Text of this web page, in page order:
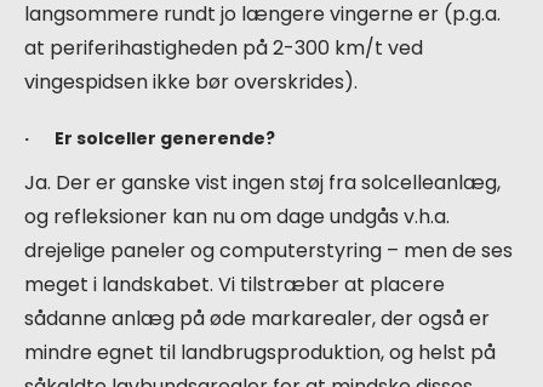
langsommere rundt jo længere vingerne er (p.g.a.
at periferihastigheden på 2-300 km/t ved
vingespidsen ikke bør overskrides).
· Er solceller generende?
Ja. Der er ganske vist ingen støj fra solcelleanlæg,
og refleksioner kan nu om dage undgås v.h.a.
drejelige paneler og computerstyring – men de ses
meget i landskabet. Vi tilstræber at placere
sådanne anlæg på øde markarealer, der også er
mindre egnet til landbrugsproduktion, og helst på